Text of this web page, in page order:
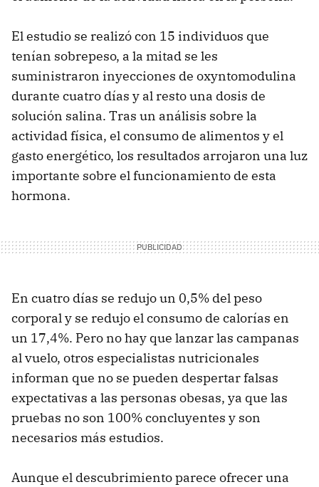
El estudio se realizó con 15 individuos que
tenían sobrepeso, a la mitad se les
suministraron inyecciones de oxyntomodulina
durante cuatro días y al resto una dosis de
solución salina. Tras un análisis sobre la
actividad física, el consumo de alimentos y el
gasto energético, los resultados arrojaron una luz
importante sobre el funcionamiento de esta
hormona.
En cuatro días se redujo un 0,5% del peso
corporal y se redujo el consumo de calorías en
un 17,4%. Pero no hay que lanzar las campanas
al vuelo, otros especialistas nutricionales
informan que no se pueden despertar falsas
expectativas a las personas obesas, ya que las
pruebas no son 100% concluyentes y son
necesarios más estudios.
Aunque el descubrimiento parece ofrecer una